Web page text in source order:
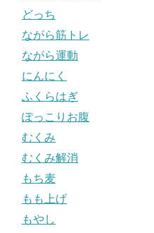
どっち
ながら筋トレ
ながら運動
にんにく
ふくらはぎ
ぽっこりお腹
むくみ
むくみ解消
もち麦
もも上げ
もやし